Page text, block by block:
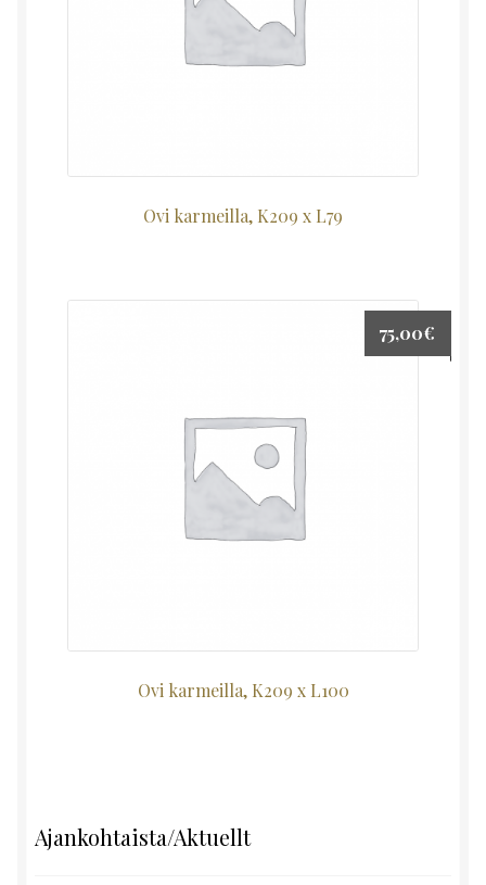
Ovi karmeilla, K209 x L79
Ovi karmeilla, K209 x L100
75,00€
Ajankohtaista/Aktuellt